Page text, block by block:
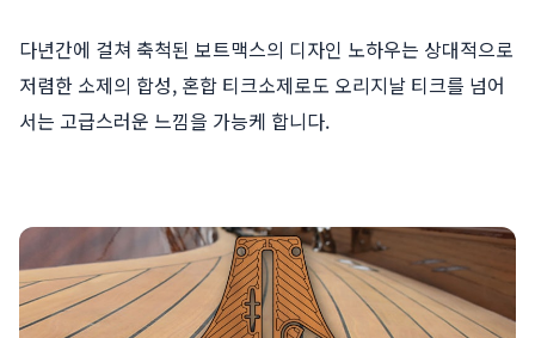
다년간에 걸쳐 축척된 보트맥스의 디자인 노하우는 상대적으로
저렴한 소제의 합성, 혼합 티크소제로도 오리지날 티크를 넘어
서는 고급스러운 느낌을 가능케 합니다.